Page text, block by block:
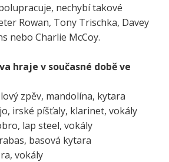
nechybí takové
Rowan, Tony Trischka, Davey
nebo Charlie McCoy.
hraje v současné době ve
zpěv, mandolína, kytara
irské píšťaly, klarinet, vokály
lap steel, vokály
basová kytara
vokály